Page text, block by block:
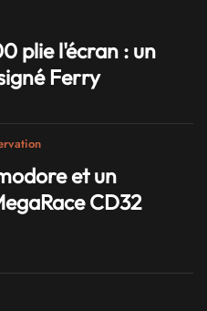
plie l'écran : un
Ferry
et un
CD32